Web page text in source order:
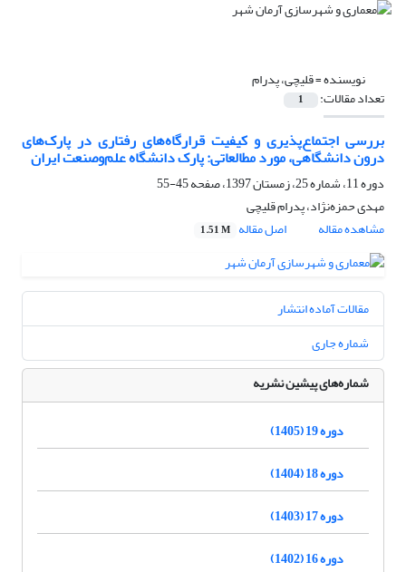
نویسنده =قلیچی، پدرام
تعداد مقالات: 1
بررسی اجتماع‌پذیری و کیفیت قرارگاه‌های رفتاری در پارک‌های
درون دانشگاهی، مورد مطالعاتی: پارک دانشگاه علم‌وصنعت ایران
دوره 11، شماره 25، زمستان 1397، صفحه
45-55
مهدی حمزه‌نژاد، پدرام قلیچی
مشاهده مقاله
اصل مقاله 1.51 M
مقالات آماده انتشار
شماره جاری
شماره‌های پیشین نشریه
دوره 19 (1405)
دوره 18 (1404)
دوره 17 (1403)
دوره 16 (1402)